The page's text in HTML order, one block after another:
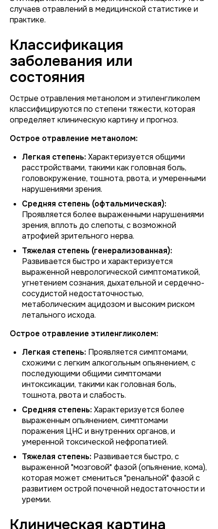
случаев отравлений в медицинской статистике и
практике.
Классификация
заболевания или
состояния
Острые отравления метанолом и этиленгликолем
классифицируются по степени тяжести, которая
определяет клиническую картину и прогноз.
Острое отравление метанолом:
Легкая степень: Характеризуется общими
расстройствами, такими как головная боль,
головокружение, тошнота, рвота, и умеренными
нарушениями зрения.
Средняя степень (офтальмическая):
Проявляется более выраженными нарушениями
зрения, вплоть до слепоты, с возможной
атрофией зрительного нерва.
Тяжелая степень (генерализованная):
Развивается быстро и характеризуется
выраженной неврологической симптоматикой,
угнетением сознания, дыхательной и сердечно-
сосудистой недостаточностью,
метаболическим ацидозом и высоким риском
летального исхода.
Острое отравление этиленгликолем:
Легкая степень: Проявляется симптомами,
схожими с легким алкогольным опьянением, с
последующими общими симптомами
интоксикации, такими как головная боль,
тошнота, рвота и слабость.
Средняя степень: Характеризуется более
выраженным опьянением, симптомами
поражения ЦНС и внутренних органов, и
умеренной токсической нефропатией.
Тяжелая степень: Развивается быстро, с
выраженной "мозговой" фазой (опьянение, кома),
которая может смениться "ренальной" фазой с
развитием острой почечной недостаточности и
уремии.
Клиническая картина